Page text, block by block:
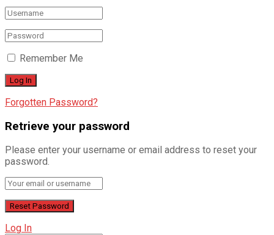
Remember Me
Forgotten Password?
Retrieve your password
Please enter your username or email address to reset your
password.
Log In